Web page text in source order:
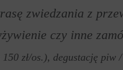
zwiedzania z
czy inne
zł/os.), degustację piw